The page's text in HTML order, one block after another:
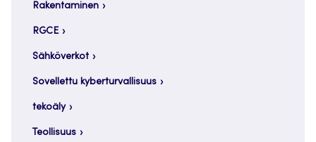
Rakentaminen
RGCE
Sähköverkot
Sovellettu kyberturvallisuus
tekoäly
Teollisuus